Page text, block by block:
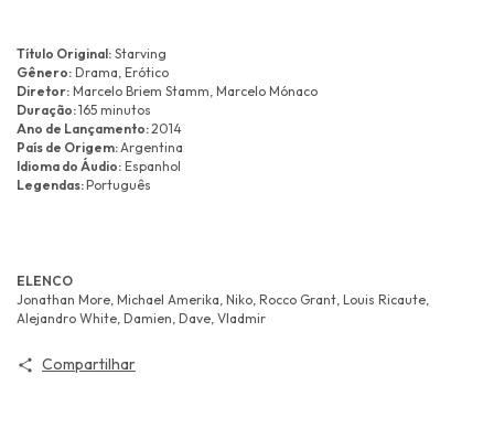
Título Original: Starving
Gênero: Drama, Erótico
Diretor: Marcelo Briem Stamm, Marcelo Mónaco
Duração:165 minutos
Ano de Lançamento:2014
País de Origem:Argentina
Idioma do Áudio: Espanhol
Legendas:Português
ELENCO
Jonathan More, Michael Amerika, Niko, Rocco Grant, Louis Ricaute,
Alejandro White, Damien, Dave, Vladmir
Compartilhar